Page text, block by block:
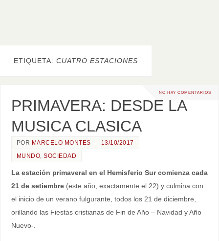
ETIQUETA: CUATRO ESTACIONES
NO HAY COMENTARIOS
PRIMAVERA: DESDE LA
MUSICA CLASICA
POR MARCELO MONTES
13/10/2017
MUNDO,SOCIEDAD
La estación primaveral en el Hemisferio Sur comienza cada
21 de setiembre(este año, exactamente el 22) y culmina con
el inicio de un verano fulgurante, todos los 21 de diciembre,
orillando las Fiestas cristianas de Fin de Año – Navidad y Año
Nuevo-.